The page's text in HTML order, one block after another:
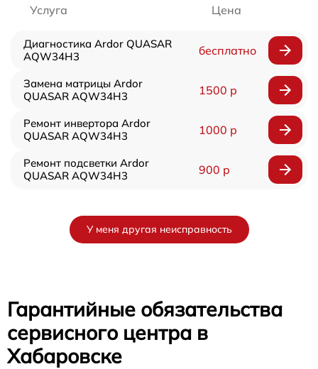
Услуга Цена
Диагностика Ardor QUASAR
AQW34H3
бесплатно
Замена матрицы Ardor
QUASAR AQW34H3
1500 р
Ремонт инвертора Ardor
QUASAR AQW34H3
1000 р
Ремонт подсветки Ardor
QUASAR AQW34H3
900 р
У меня другая неисправность
Гарантийные обязательства
сервисного центра в
Хабаровске